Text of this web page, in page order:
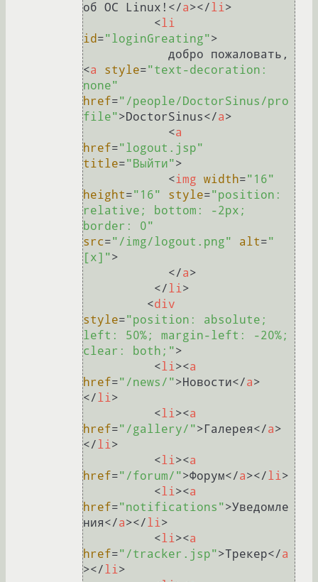
об ОС Linux! </a></li>
<li
id="loginGreating">
            добро пожаловать,
<a style="text-decoration:
none"
href="/people/DoctorSinus/pro
file">DoctorSinus</a>
<a
href="logout.jsp"
title="Выйти">
<img width="16"
height="16" style="position:
relative; bottom: -2px;
border: 0"
src="/img/logout.png" alt="
[x]">
</a>
</li>
<div
style="position: absolute;
left: 50%; margin-left: -20%;
clear: both;">
<li><a
href="/news/">Новости</a>
</li>
<li><a
href="/gallery/"> Галерея</a>
</li>
<li><a
href="/forum/">Форум</a></li>
<li><a
href="notifications">Уведомле
ния</a></li>
<li><a
href="/tracker.jsp">Трекер</a
></li>